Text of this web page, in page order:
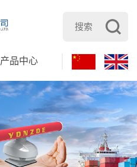
产品中心 服务支持 加